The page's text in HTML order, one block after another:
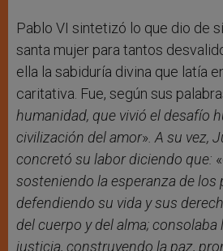
Pablo VI sintetizó lo que dio de
santa mujer para tantos
ella la sabiduría divina que latía
caritativa. Fue, según sus
humanidad, que vivió el desafío
civilización del amor». A su vez,
concretó su labor diciendo que:
sosteniendo la esperanza de los
defendiendo su vida y sus
del cuerpo y del alma;
justicia, construyendo la paz,